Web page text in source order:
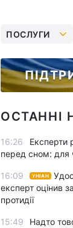
ПОСЛУГИ
ОСТАННІ
16:26
Експерти
перед сном: для
16:09 УНІАН
експерт оцінив
протидії
15:49
Надто